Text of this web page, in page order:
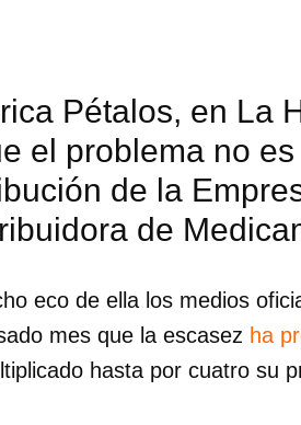
Pétalos, en La
el problema no
de la
de
eco de ella los medios
mes que la escasez ha
hasta por cuatro su